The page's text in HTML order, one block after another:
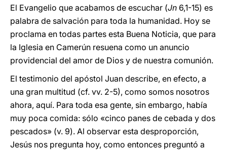
El Evangelio que acabamos de escuchar (Jn 6,1-15) es
palabra de salvación para toda la humanidad. Hoy se
proclama en todas partes esta Buena Noticia, que para
la Iglesia en Camerún resuena como un anuncio
providencial del amor de Dios y de nuestra comunión.
El testimonio del apóstol Juan describe, en efecto, a
una gran multitud (cf. vv. 2-5), como somos nosotros
ahora, aquí. Para toda esa gente, sin embargo, había
muy poca comida: sólo «cinco panes de cebada y dos
pescados» (v. 9). Al observar esta desproporción,
Jesús nos pregunta hoy, como entonces preguntó a